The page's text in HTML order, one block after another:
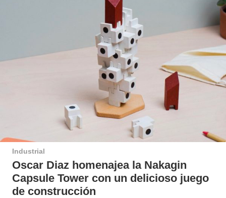
Industrial
Oscar Diaz homenajea la Nakagin
Capsule Tower con un delicioso juego
de construcción